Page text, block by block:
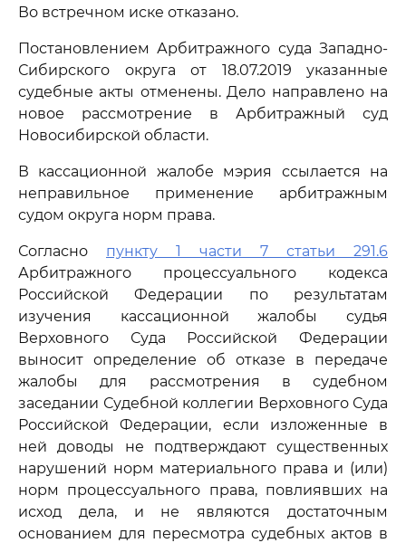
Во встречном иске отказано.
Постановлением Арбитражного суда Западно-
Сибирского округа от 18.07.2019 указанные
судебные акты отменены. Дело направлено на
новое рассмотрение в Арбитражный суд
Новосибирской области.
В кассационной жалобе мэрия ссылается на
неправильное применение арбитражным
судом округа норм права.
Согласно пункту 1 части 7 статьи 291.6
Арбитражного процессуального кодекса
Российской Федерации по результатам
изучения кассационной жалобы судья
Верховного Суда Российской Федерации
выносит определение об отказе в передаче
жалобы для рассмотрения в судебном
заседании Судебной коллегии Верховного Суда
Российской Федерации, если изложенные в
ней доводы не подтверждают существенных
нарушений норм материального права и (или)
норм процессуального права, повлиявших на
исход дела, и не являются достаточным
основанием для пересмотра судебных актов в